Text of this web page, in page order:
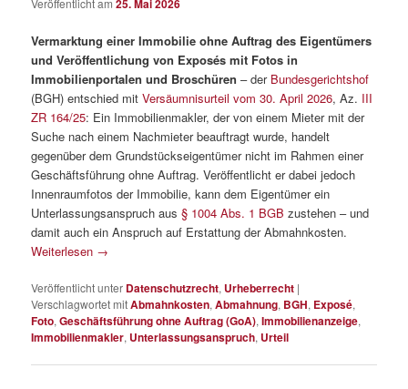
25. Mai 2026
Vermarktung einer Immobilie ohne Auftrag des Eigentümers
und Veröffentlichung von Exposés mit Fotos in
Immobilienportalen und Broschüren – der Bundesgerichtshof
(BGH) entschied mitVersäumnisurteil vom 30. April 2026, Az. III
ZR 164/25: Ein Immobilienmakler, der von einem Mieter mit der
Suche nach einem Nachmieter beauftragt wurde, handelt
gegenüber dem Grundstückseigentümer nicht im Rahmen einer
Geschäftsführung ohne Auftrag. Veröffentlicht er dabei jedoch
Innenraumfotos der Immobilie, kann dem Eigentümer ein
Unterlassungsanspruch aus§ 1004 Abs. 1 BGB zustehen – und
damit auch ein Anspruch auf Erstattung der Abmahnkosten.
Weiterlesen →
Veröffentlicht unter Datenschutzrecht, Urheberrecht |
Verschlagwortet mitAbmahnkosten,Abmahnung, BGH, Exposé,
Foto,Geschäftsführung ohne Auftrag (GoA),Immobilienanzeige,
Immobilienmakler, Unterlassungsanspruch, Urteil